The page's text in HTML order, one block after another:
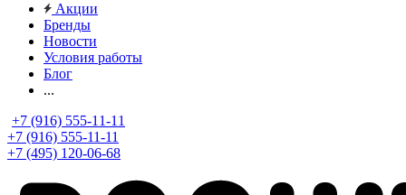
Акции
Бренды
Новости
Условия работы
Блог
...
+7 (916) 555-11-11
+7 (916) 555-11-11
+7 (495) 120-06-68